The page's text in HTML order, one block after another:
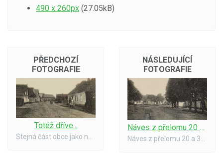
490 x 260px (27.05kB)
PŘEDCHOZÍ
FOTOGRAFIE
Totéž dříve...
NÁSLEDUJÍCÍ
FOTOGRAFIE
Náves z přelomu 20 a 30 let